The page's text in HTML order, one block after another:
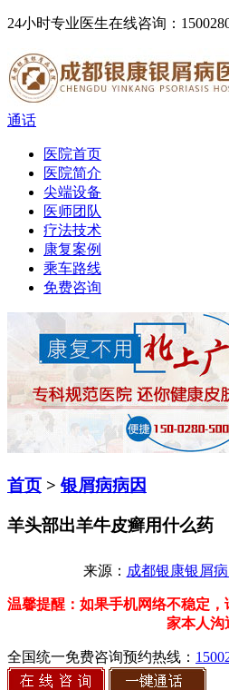
24小时专业医生在线咨询：
通话
医院首页
医院简介
尖端设备
医师团队
疗法技术
康复案例
乘车路线
免费咨询
首页 >银屑病病因
羊头部出羊牛皮癣用什么药
来源： 成都银康银屑
温馨提醒：如果手机网络不稳定
家本人沟
全国统一免费咨询预约热线：